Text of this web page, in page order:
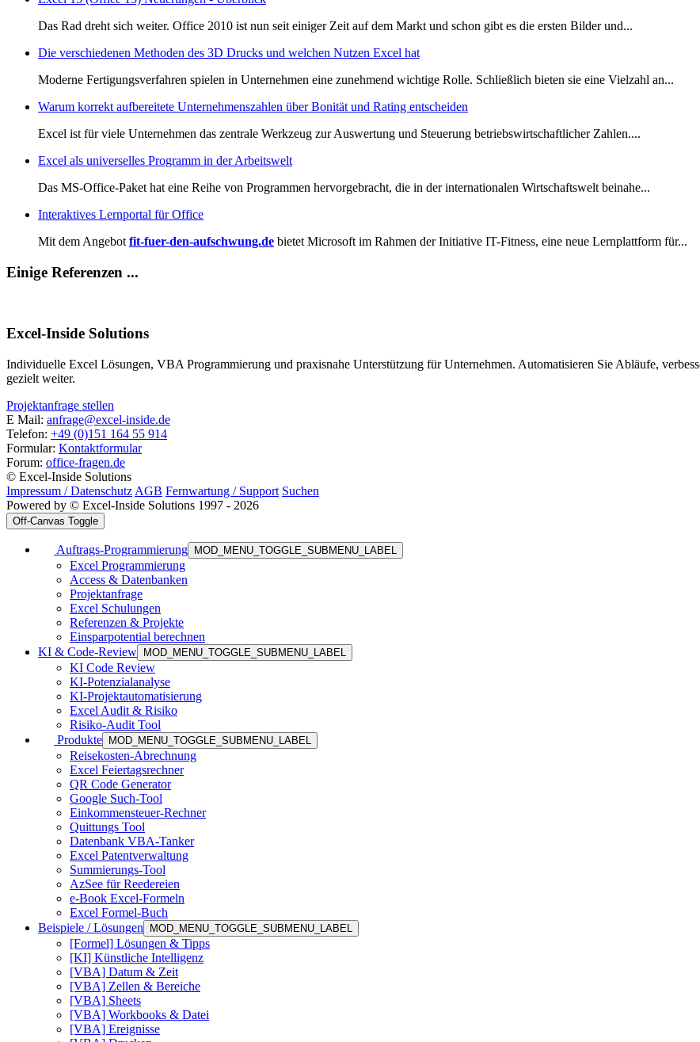
Das Rad dreht sich weiter. Office 2010 ist nun seit einiger Zeit auf dem Markt und schon gibt es die ersten Bilder und...
Die verschiedenen Methoden des 3D Drucks und welchen Nutzen Excel hat
Moderne Fertigungsverfahren spielen in Unternehmen eine zunehmend wichtige Rolle. Schließlich bieten sie eine Vielzahl an...
Warum korrekt aufbereitete Unternehmenszahlen über Bonität und Rating entscheiden
Excel ist für viele Unternehmen das zentrale Werkzeug zur Auswertung und Steuerung betriebswirtschaftlicher Zahlen....
Excel als universelles Programm in der Arbeitswelt
Das MS-Office-Paket hat eine Reihe von Programmen hervorgebracht, die in der internationalen Wirtschaftswelt beinahe...
Interaktives Lernportal für Office
Mit dem Angebot fit-fuer-den-aufschwung.de bietet Microsoft im Rahmen der Initiative IT-Fitness, eine neue Lernplattform für...
Einige Referenzen ...
Excel-Inside Solutions
Individuelle Excel Lösungen, VBA Programmierung und praxisnahe Unterstützung für Unternehmen. Automatisieren Sie Abläufe,
gezielt weiter.
Projektanfrage stellen
E Mail: anfrage@excel-inside.de
Telefon: +49 (0)151 164 55 914
Formular: Kontaktformular
Forum: office-fragen.de
© Excel-Inside Solutions
Impressum / Datenschutz AGB Fernwartung / Support Suchen
Powered by © Excel-Inside Solutions 1997 - 2026
Off-Canvas Toggle
Auftrags-Programmierung MOD_MENU_TOGGLE_SUBMENU_LABEL
Excel Programmierung
Access & Datenbanken
Projektanfrage
Excel Schulungen
Referenzen & Projekte
Einsparpotential berechnen
KI & Code-Review
MOD_MENU_TOGGLE_SUBMENU_LABEL
KI Code Review
KI-Potenzialanalyse
KI-Projektautomatisierung
Excel Audit & Risiko
Risiko-Audit Tool
Produkte
MOD_MENU_TOGGLE_SUBMENU_LABEL
Reisekosten-Abrechnung
Excel Feiertagsrechner
QR Code Generator
Google Such-Tool
Einkommensteuer-Rechner
Quittungs Tool
Datenbank VBA-Tanker
Excel Patentverwaltung
Summierungs-Tool
AzSee für Reedereien
e-Book Excel-Formeln
Excel Formel-Buch
Beispiele / Lösungen
MOD_MENU_TOGGLE_SUBMENU_LABEL
[Formel] Lösungen & Tipps
[KI] Künstliche Intelligenz
[VBA] Datum & Zeit
[VBA] Zellen & Bereiche
[VBA] Sheets
[VBA] Workbooks & Datei
[VBA] Ereignisse